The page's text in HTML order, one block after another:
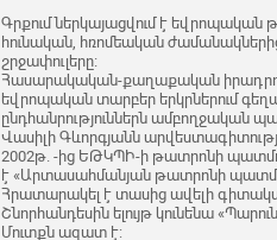
Գրքում ներկայացվում է եվրոպական
հունական, հռոմեական
շրջափուլերը։
Հասարակական-քաղաքական
եվրոպական տարբեր երկրներում
ընդհանրություններն ամբողջական
Վասիլի Գևորգյանն
2002թ. -ից ԵԹԿՊԻ-ի թատրոնի
է «Արտասահմանյան թատրոնի
Հրատարակել է տասից ավելի
Շնորհանդեսին ելույթ կունենա
Մուտքն ազատ է: